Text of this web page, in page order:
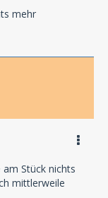
mehr
Stück nichts
mittlerweile